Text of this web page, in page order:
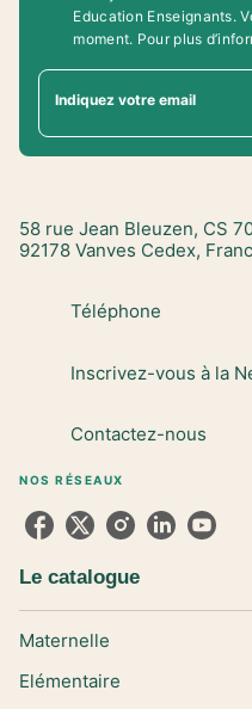
Education Enseignants.
moment. Pour plus
Indiquez votre email
58 rue Jean Bleuzen, CS
92178 Vanves Cedex,
Téléphone
Inscrivez-vous à la
Contactez-nous
NOS RÉSEAUX
Le catalogue
Maternelle
Elémentaire